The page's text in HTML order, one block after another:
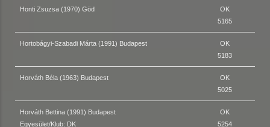
Honti Zsuzsa (1970) Göd
OK
5165
Hortobágyi-Szabadi Márta (1991) Budapest
OK
5183
Horváth Béla (1963) Budapest
OK
5025
Horváth Bettina (1991) Budapest
Egyesület/Klub: DK
OK
5254